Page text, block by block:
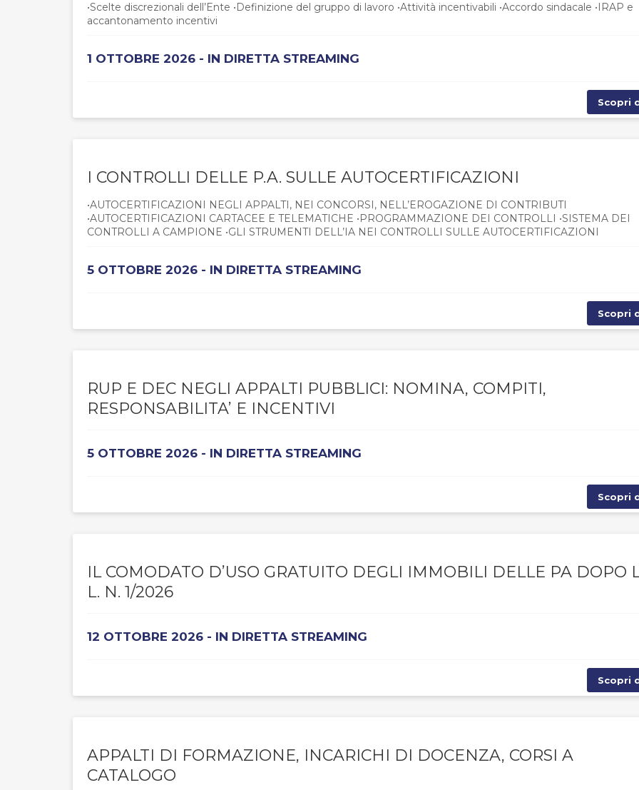
•Scelte discrezionali dell’Ente •Definizione del gruppo di lavoro •Attività incentivabili •Accordo sindacale •IRAP e
accantonamento incentivi
1 OTTOBRE 2026 - IN DIRETTA STREAMING
Scopri
I CONTROLLI DELLE P.A. SULLE AUTOCERTIFICAZIONI
•AUTOCERTIFICAZIONI NEGLI APPALTI, NEI CONCORSI, NELL’EROGAZIONE DI CONTRIBUTI
•AUTOCERTIFICAZIONI CARTACEE E TELEMATICHE •PROGRAMMAZIONE DEI CONTROLLI •SISTEMA DEI
CONTROLLI A CAMPIONE •GLI STRUMENTI DELL’IA NEI CONTROLLI SULLE AUTOCERTIFICAZIONI
5 OTTOBRE 2026 - IN DIRETTA STREAMING
Scopri
RUP E DEC NEGLI APPALTI PUBBLICI: NOMINA, COMPITI,
RESPONSABILITA’ E INCENTIVI
5 OTTOBRE 2026 - IN DIRETTA STREAMING
Scopri
IL COMODATO D’USO GRATUITO DEGLI IMMOBILI DELLE PA DOPO
L. N. 1/2026
12 OTTOBRE 2026 - IN DIRETTA STREAMING
Scopri
APPALTI DI FORMAZIONE, INCARICHI DI DOCENZA, CORSI A
CATALOGO